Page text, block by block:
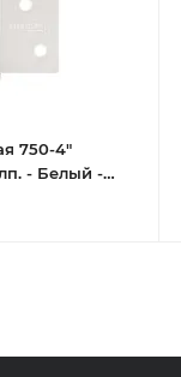
750-4"
- Белый -